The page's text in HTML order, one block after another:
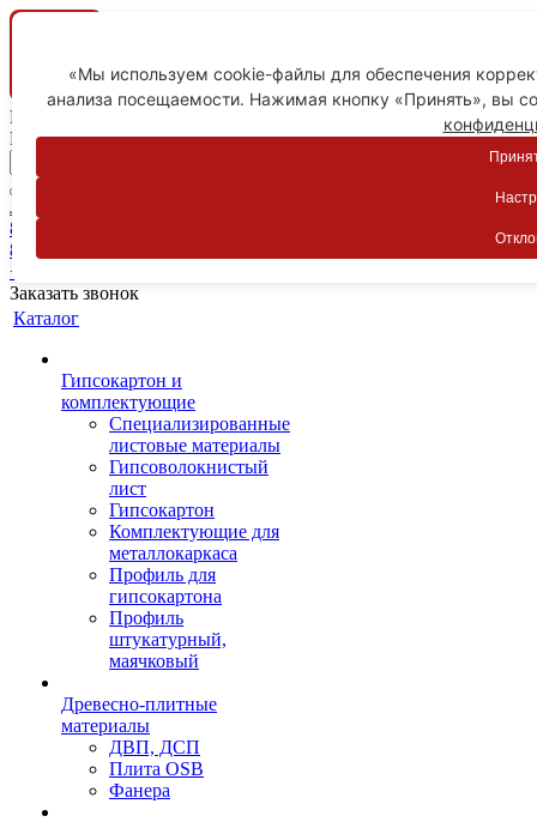
Ваш город
Пятигорск
Личный кабинет
8-800-775-59-89
8-800-775-59-89
+7 918 754-83-77
Заказать звонок
Каталог
Гипсокартон и
комплектующие
Специализированные
листовые материалы
Гипсоволокнистый
лист
Гипсокартон
Комплектующие для
металлокаркаса
Профиль для
гипсокартона
Профиль
штукатурный,
маячковый
Древесно-плитные
материалы
ДВП, ДСП
Плита OSB
Фанера
«Мы используем cookie-файлы для обеспечения
анализа посещаемости. Нажимая кнопку «Принять», вы